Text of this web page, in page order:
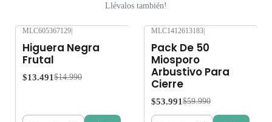
Llévalos también!
MLC605367129
Higuera Negra
Frutal
$13.491 $14.990
MLC1412613183
Pack De 50
Miosporo
Arbustivo Para
Cierre
$53.991 $59.990